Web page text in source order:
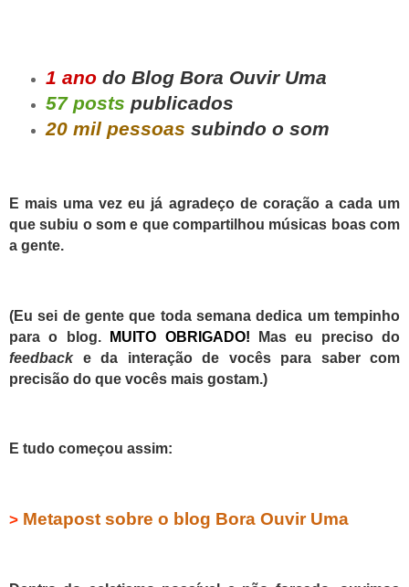
1 anodo Blog Bora Ouvir Uma
57 posts publicados
20 mil pessoas subindo o som
E mais uma vez eu já agradeço de coração a cada um
que subiu o som e que compartilhou músicas boas com
a gente.
(Eu sei de gente que toda semana dedica um tempinho
para o blog.
MUITO OBRIGADO! Mas eu preciso do
feedbacke da interação de vocês para saber com
precisão do que vocês mais gostam.)
E tudo começou assim:
> Metapost sobre o blog Bora Ouvir Uma